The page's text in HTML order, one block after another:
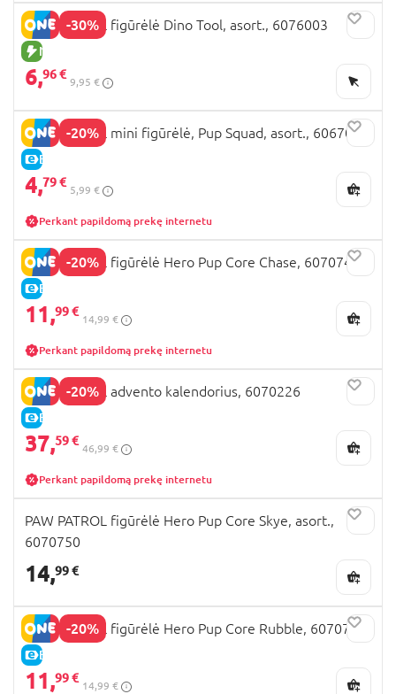
-30%
NAUJA PREKĖ
PAW PATROL figūrėlė Dino Tool, asort., 6076003
6,96 €
9,95 €
-20%
E-KAINA
PAW PATROL mini figūrėlė, Pup Squad, asort., 6067087
4,79 €
5,99 €
Perkant papildomą prekę internetu
-20%
E-KAINA
PAW PATROL figūrėlė Hero Pup Core Chase, 6070746
11,99 €
14,99 €
Perkant papildomą prekę internetu
-20%
E-KAINA
PAW PATROL advento kalendorius, 6070226
37,59 €
46,99 €
Perkant papildomą prekę internetu
PAW PATROL figūrėlė Hero Pup Core Skye, asort.,
6070750
14,99 €
-20%
E-KAINA
PAW PATROL figūrėlė Hero Pup Core Rubble, 6070749
11,99 €
14,99 €